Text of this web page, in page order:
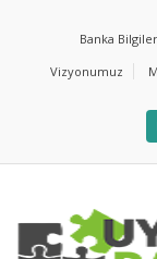
Banka
Vizyonumuz